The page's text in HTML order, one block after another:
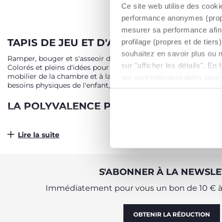
Ce site web utilise des
performance anonymes
mesurer sa performance
profilage (propres et de
souhaitez en savoir plus ou
sur "afficher les détails". En
TAPIS DE JEU ET D'ACTIVITÉ POUR SES
Ramper, bouger et s'asseoir dans un petit environnement
Colorés et pleins d'idées pour la toute première activité
mobilier de la chambre et à la récréation. Des tapis puzzle,
besoins physiques de l'enfant, ces accessoires procurent
LA POLYVALENCE POUR UN PLAISIR
Les tapis d'éveil et d'activité de Chicco sont des jouets
en toute tranquillité et, d'autre part, ils donnent à l'enfant de
d'expérimenter de manière amusante et naturelle des
périmètre amusant sur lequel jouer, ou en un élément
COULEURS, MUSIQUE ET BEAUCOUP
Les tapis de jeu et les portiques Chicco offrent à l'enfant
des lumières, des couleurs et des sons. Les portiques multi-
électronique diffuse de la musique pour accompagner
animaux et les sons, leur donnant, en plus d'un jouet
Lire la suite
S'ABONNER À LA
Immédiatement pour vous un bon de 10 €
OBTENIR LA RÉDUCTION